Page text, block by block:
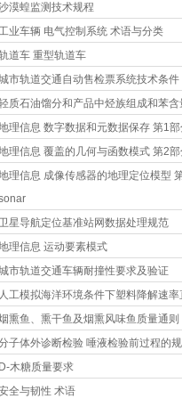
漠蝗监测技术规程
业车辆 电气控制系统 术语与分类
道车 重型轨道车
市轨道交通自动售检票系统技术条件
质石油馏分和产品中烃族组成和苯
理信息 数字数据和元数据保存 第1
理信息 覆盖的几何与函数模式 第2
理信息 成像传感器的地理定位模型
星导航定位基准站网数据处理规范
理信息 运动要素模式
市轨道交通车辆耐撞性要求及验证
人工模拟海洋环境条件下塑料降解速
熏鱼、熏干鱼及烟熏风味鱼质量通则
子体外诊断检验 唾液检验前过程的
D-木糖质量要求
全与韧性 术语